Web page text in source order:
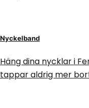
Nyckelband
Häng dina nycklar i
tappar aldrig mer